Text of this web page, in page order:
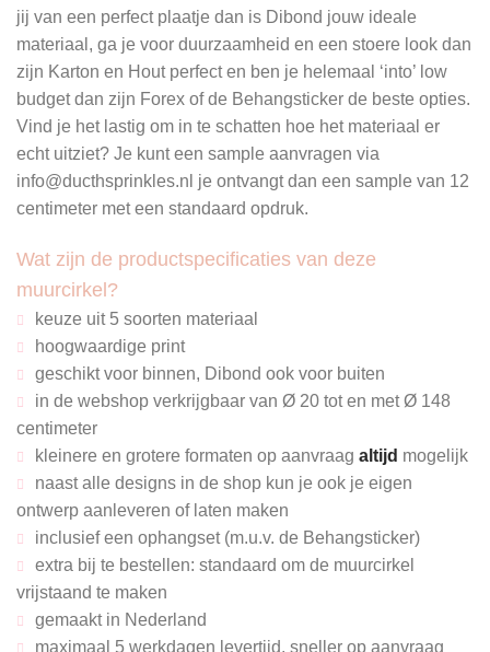
jij van een perfect plaatje dan is Dibond jouw ideale
materiaal, ga je voor duurzaamheid en een stoere look dan
zijn Karton en Hout perfect en ben je helemaal ‘into’ low
budget dan zijn Forex of de Behangsticker de beste opties.
Vind je het lastig om in te schatten hoe het materiaal er
echt uitziet? Je kunt een sample aanvragen via
info@ducthsprinkles.nl je ontvangt dan een sample van 12
centimeter met een standaard opdruk.
Wat zijn de productspecificaties van deze
muurcirkel?
keuze uit 5 soorten materiaal
hoogwaardige print
geschikt voor binnen, Dibond ook voor buiten
in de webshop verkrijgbaar van Ø 20 tot en metØ 148
centimeter
kleinere en grotere formaten op aanvraag altijd mogelijk
naast alle designs in de shop kun je ook je eigen
ontwerp aanleveren of laten maken
inclusief een ophangset (m.u.v. de Behangsticker)
extra bij te bestellen: standaard om de muurcirkel
vrijstaand te maken
gemaakt in Nederland
maximaal 5 werkdagen levertijd, sneller op aanvraag